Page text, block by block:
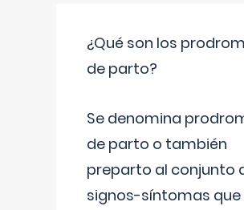
¿Qué son los
de parto?
Se denomina
de parto o también
preparto al conjunto
signos-síntomas que